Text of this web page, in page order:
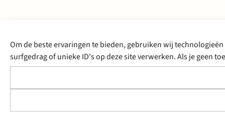
Om de beste ervaringen te bieden, gebruiken wij
surfgedrag of unieke ID's op deze site verwerken. Als je geen